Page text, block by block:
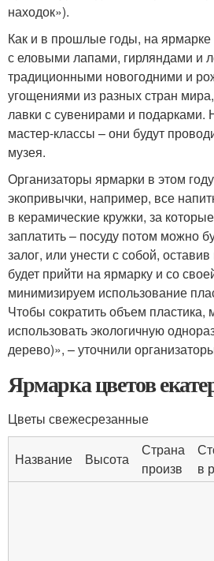
находок»).
Как и в прошлые годы, на ярмарке
с еловыми лапами, гирляндами и
традиционными новогодними и
угощениями из разных стран
лавки с сувенирами и подарками.
мастер-классы – они будут
музея.
Организаторы ярмарки в этом
экопривычки, например, все
в керамические кружки, за
заплатить – посуду потом можно
залог, или унести с собой,
будет прийти на ярмарку и со
минимизируем использование
Чтобы сократить объем пластика,
использовать экологичную
дерево)», – уточнили
Ярмарка цветов
Цветы свежесрезанные
Название Высота
Страна
произв
в